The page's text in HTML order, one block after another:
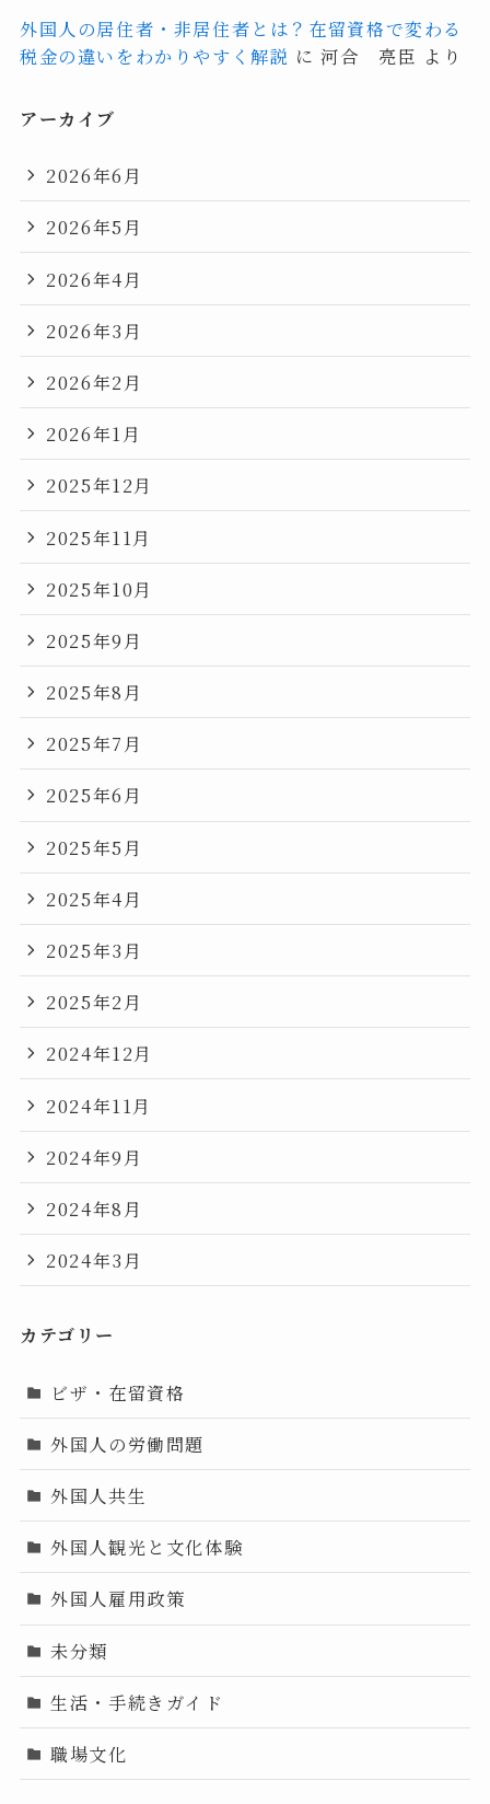
外国人の居住者・非居住者とは？在留資格で変わる
税金の違いをわかりやすく解説 に河合 亮臣 より
アーカイブ
2026年6月
2026年5月
2026年4月
2026年3月
2026年2月
2026年1月
2025年12月
2025年11月
2025年10月
2025年9月
2025年8月
2025年7月
2025年6月
2025年5月
2025年4月
2025年3月
2025年2月
2024年12月
2024年11月
2024年9月
2024年8月
2024年3月
カテゴリー
ビザ・在留資格
外国人の労働問題
外国人共生
外国人観光と文化体験
外国人雇用政策
未分類
生活・手続きガイド
職場文化